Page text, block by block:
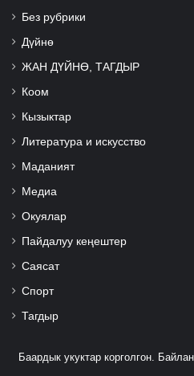
Без рубрики
Дүйнө
ЖАН ДҮЙНӨ, ТАГДЫР
Коом
Кызыктар
Литература и искусство
Маданият
Медиа
Окуялар
Пайдалуу кеңештер
Саясат
Спорт
Тагдыр
Баардык укуктар корголгон.